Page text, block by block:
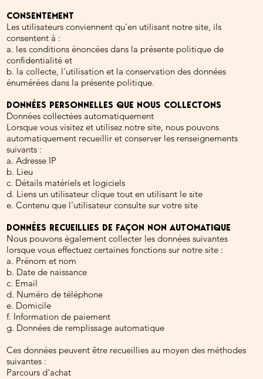
CONSENTEMENT
Les utilisateurs conviennent qu'en utilisant notre site, ils
consentent à :
a. les conditions énoncées dans la présente politique de
confidentialité et
b. la collecte, l'utilisation et la conservation des données
énumérées dans la présente politique.
DONNÉES PERSONNELLES QUE NOUS COLLECTONS
Données collectées automatiquement
Lorsque vous visitez et utilisez notre site, nous pouvons
automatiquement recueillir et conserver les renseignements
suivants :
a. Adresse IP
b. Lieu
c. Détails matériels et logiciels
d. Liens un utilisateur clique tout en utilisant le site
e. Contenu que l'utilisateur consulte sur votre site
DONNÉES RECUEILLIES DE FAÇON NON AUTOMATIQUE
Nous pouvons également collecter les données suivantes
lorsque vous effectuez certaines fonctions sur notre site :
a. Prénom et nom
b. Date de naissance
c. Email
d. Numéro de téléphone
e. Domicile
f. Information de paiement
g. Données de remplissage automatique
Ces données peuvent être recueillies au moyen des méthodes
suivantes :
Parcours d'achat